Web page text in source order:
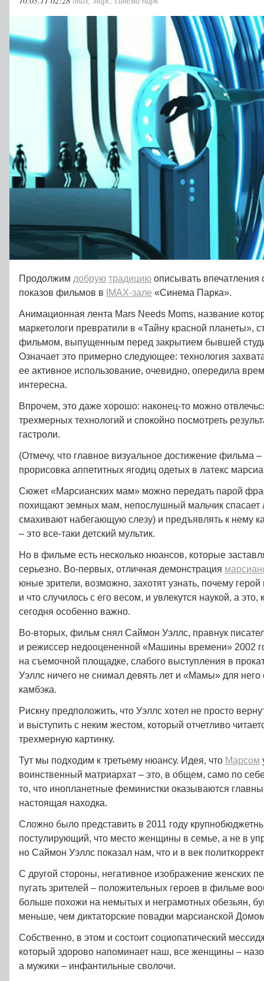
Продолжим добрую традицию описывать
показов фильмов в
IMAX-зале «Синема Парка».
Анимационная лента Mars Needs Moms, название
маркетологи превратили в «Тайну красной планеты»,
фильмом, выпущенным перед закрытием бывшей
Означает это примерно следующее: технология
ее активное использование, очевидно, опередила
интересна.
Впрочем, это даже хорошо: наконец-то можно
трехмерных технологий и спокойно посмотреть
гастроли.
(Отмечу, что главное визуальное достижение фильма
прорисовка аппетитных ягодиц одетых в латекс
Сюжет «Марсианских мам» можно передать парой
похищают земных мам, непослушный мальчик спасает
смахивают набегающую слезу) и предъявлять к нему
– это все-таки детский мультик.
Но в фильме есть несколько нюансов, которые
серьезно. Во-первых, отличная демонстрация
юные зрители, возможно, захотят узнать, почему герой
и что случилось с его весом, и увлекутся наукой, а
сегодня особенно важно.
Во-вторых, фильм снял Саймон Уэллс, правнук
и режиссер недооцененной «Машины времени» 2002
на съемочной площадке, слабого выступления в
Уэллс ничего не снимал девять лет и «Мамы» для него
камбэка.
Рискну предположить, что Уэллс хотел не просто
и выступить с неким жестом, который отчетливо
трехмерную картинку.
Тут мы подходим к третьему нюансу. Идея, что Марсом
воинственный матриархат – это, в общем, само по
то, что инопланетные феминистки оказываются
настоящая находка.
Сложно было представить в 2011 году
постулирующий, что место женщины в семье, а не в
но Саймон Уэллс показал нам, что и в век
С другой стороны, негативное изображение женских
пугать зрителей – положительных героев в фильме
больше похожи на немытых и неграмотных обезьян,
меньше, чем диктаторские повадки марсианской
Собственно, в этом и состоит социопатический
который здорово напоминает наш, все женщины –
а мужики – инфантильные сволочи.